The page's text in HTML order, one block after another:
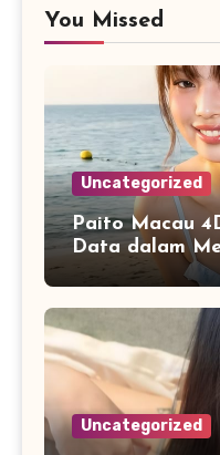
You Missed
Uncategorized
Paito Macau
Data dalam
Riwayat
Uncategorized